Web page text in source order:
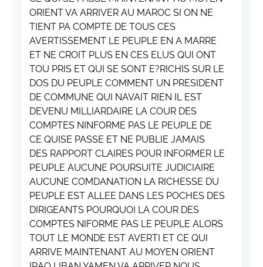
ORIENT VA ARRIVER AU MAROC SI ON NE
TIENT PA COMPTE DE TOUS CES
AVERTISSEMENT LE PEUPLE EN A MARRE
ET NE CROIT PLUS EN CES ELUS QUI ONT
TOU PRIS ET QUI SE SONT E?RICHIS SUR LE
DOS DU PEUPLE COMMENT UN PRESIDENT
DE COMMUNE QUI NAVAIT RIEN IL EST
DEVENU MILLIARDAIRE LA COUR DES
COMPTES NINFORME PAS LE PEUPLE DE
CE QUISE PASSE ET NE PUBLIE JAMAIS
DES RAPPORT CLAIRES POUR INFORMER LE
PEUPLE AUCUNE POURSUITE JUDICIAIRE
AUCUNE COMDANATION LA RICHESSE DU
PEUPLE EST ALLEE DANS LES POCHES DES
DIRIGEANTS POURQUOI LA COUR DES
COMPTES NIFORME PAS LE PEUPLE ALORS
TOUT LE MONDE EST AVERTI ET CE QUI
ARRIVE MAINTENANT AU MOYEN ORIENT